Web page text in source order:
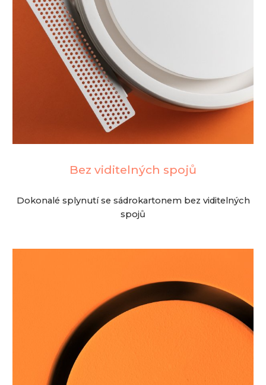
Bez viditelných spojů
Dokonalé splynutí se sádrokartonem bez viditelných
spojů